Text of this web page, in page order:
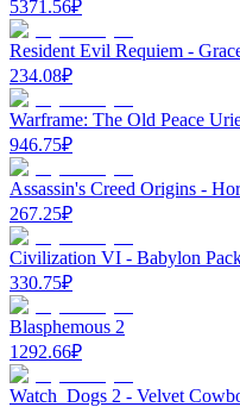
5371.56₽
Resident Evil Requiem -
234.08₽
Warframe: The Old Peace
946.75₽
Assassin's Creed Origins -
267.25₽
Civilization VI - Babylon
330.75₽
Blasphemous 2
1292.66₽
Watch_Dogs 2 - Velvet